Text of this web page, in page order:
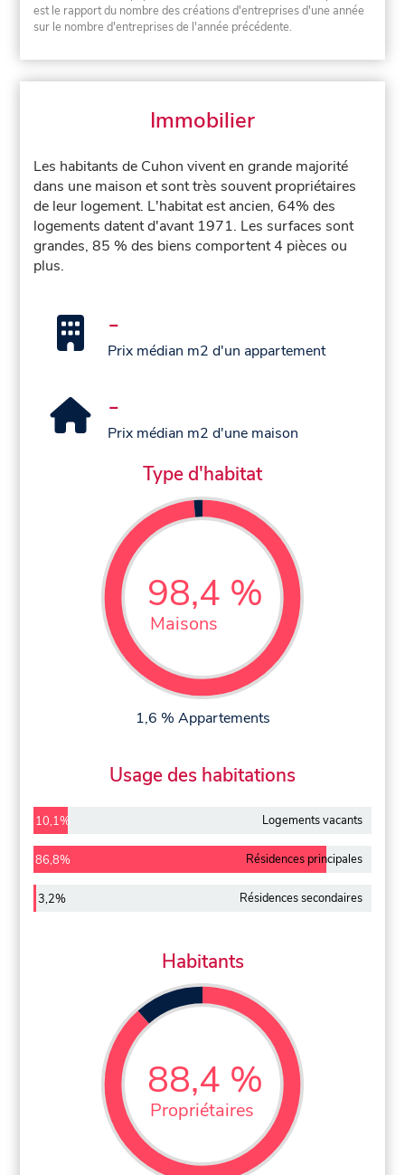
est le rapport du nombre des créations d'entreprises d'une année
sur le nombre d'entreprises de l'année précédente.
Immobilier
Les habitants de Cuhon vivent en grande majorité
dans une maison et sont très souvent propriétaires
de leur logement. L'habitat est ancien, 64% des
logements datent d'avant 1971. Les surfaces sont
grandes, 85 % des biens comportent 4 pièces ou
plus.
-
Prix médian m2 d'un appartement
-
Prix médian m2 d'une maison
Type d'habitat
98,4 %
Maisons
1,6 % Appartements
Usage des habitations
10,1% Logements vacants
86,8% Résidences principales
3,2% Résidences secondaires
Habitants
88,4 %
Propriétaires